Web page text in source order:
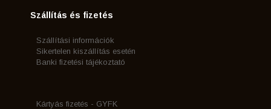
Szállítás és fizetés
Szállítási információk
Sikertelen kiszállítás esetén
Banki fizetési tájékoztató
Kártyás fizetés - GYFK